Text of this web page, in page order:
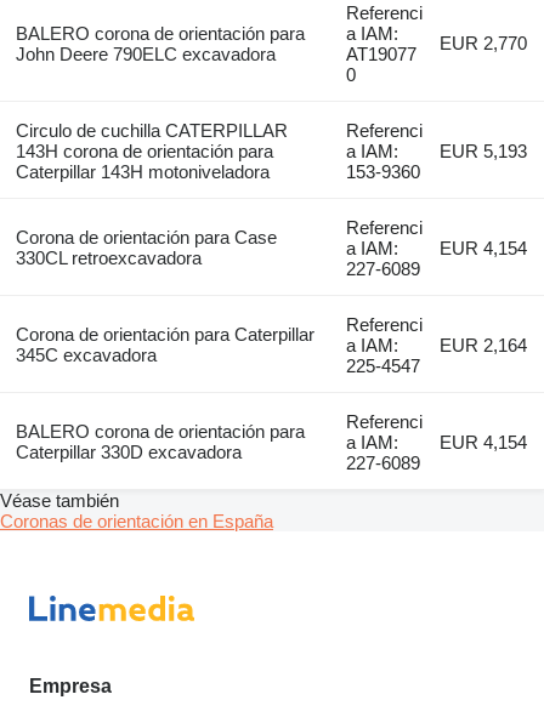
BALERO corona de orientación para
John Deere 790ELC excavadora
Referenci
a IAM:
AT19077
0
EUR 2,770
Circulo de cuchilla CATERPILLAR
143H corona de orientación para
Caterpillar 143H motoniveladora
Referenci
a IAM:
153-9360
EUR 5,193
Corona de orientación para Case
330CL retroexcavadora
Referenci
a IAM:
227-6089
EUR 4,154
Corona de orientación para Caterpillar
345C excavadora
Referenci
a IAM:
225-4547
EUR 2,164
BALERO corona de orientación para
Caterpillar 330D excavadora
Referenci
a IAM:
227-6089
EUR 4,154
Véase también
Coronas de orientación en España
Empresa